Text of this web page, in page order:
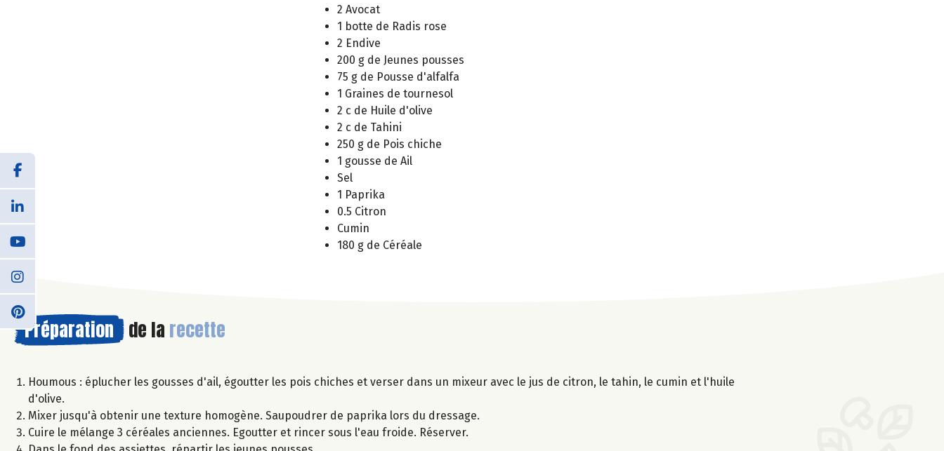
2 Avocat
1 botte de Radis rose
2 Endive
200 g de Jeunes pousses
75 g de Pousse d'alfalfa
1 Graines de tournesol
2 c de Huile d'olive
2 c de Tahini
250 g de Pois chiche
1 gousse de Ail
Sel
1 Paprika
0.5 Citron
Cumin
180 g de Céréale
Préparation de la recette
Houmous : éplucher les gousses d'ail, égoutter les pois chiches et verser dans un mixeur avec le jus de citron, le tahin, le cumin et l'huile
d'olive.
Mixer jusqu'à obtenir une texture homogène. Saupoudrer de paprika lors du dressage.
Cuire le mélange 3 céréales anciennes. Egoutter et rincer sous l'eau froide. Réserver.